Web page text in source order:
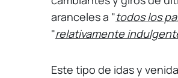
aranceles a "todos los
"relativamente
Este tipo de idas y